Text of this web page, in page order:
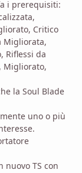
i prerequisiti:
Critico
Migliorata,
Riflessi da
Migliorato,
la Soul Blade
uno o più
nuovo TS con